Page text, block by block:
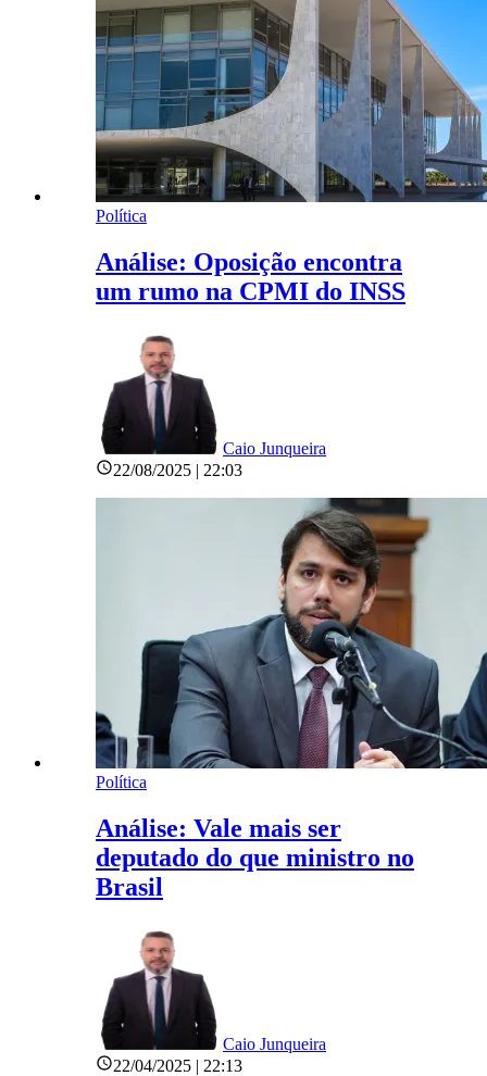
Política
Análise: Oposição encontra
um rumo na CPMI do INSS
Caio Junqueira
22/08/2025 | 22:03
Política
Análise: Vale mais ser
deputado do que ministro no
Brasil
Caio Junqueira
22/04/2025 | 22:13